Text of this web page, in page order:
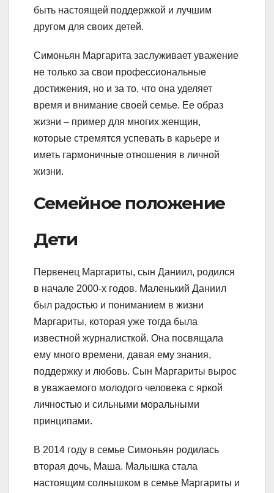
быть настоящей поддержкой и лучшим
другом для своих детей.
Симоньян Маргарита заслуживает уважение
не только за свои профессиональные
достижения, но и за то, что она уделяет
время и внимание своей семье. Ее образ
жизни – пример для многих женщин,
которые стремятся успевать в карьере и
иметь гармоничные отношения в личной
жизни.
Семейное положение
Дети
Первенец Маргариты, сын Даниил, родился
в начале 2000-х годов. Маленький Даниил
был радостью и пониманием в жизни
Маргариты, которая уже тогда была
известной журналисткой. Она посвящала
ему много времени, давая ему знания,
поддержку и любовь. Сын Маргариты вырос
в уважаемого молодого человека с яркой
личностью и сильными моральными
принципами.
В 2014 году в семье Симоньян родилась
вторая дочь, Маша. Малышка стала
настоящим солнышком в семье Маргариты и